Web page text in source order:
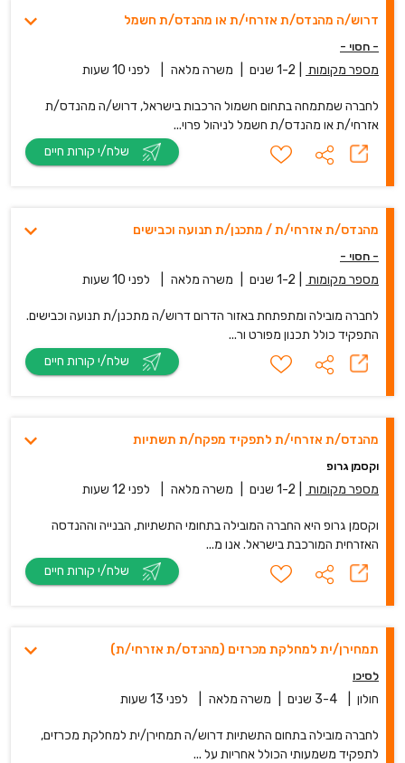
דרוש/ה מהנדס/ת אזרחי/ת או מהנדס/ת חשמל
- חסוי -
מספר מקומות 1-2 שנים משרה מלאה לפני 10 שעות
לחברה שמתמחה בתחום חשמול הרכבות בישראל, דרוש/ה מהנדס/ת
אזרחי/ת או מהנדס/ת חשמל לניהול פרוי...
מהנדס/ת אזרחי/ת / מתכנן/ת תנועה וכבישים
- חסוי -
מספר מקומות 1-2 שנים משרה מלאה לפני 10 שעות
לחברה מובילה ומתפתחת באזור הדרום דרוש/ה מתכנן/ת תנועה וכבישים.
התפקיד כולל תכנון מפורט ור...
מהנדס/ת אזרחי/ת לתפקיד מפקח/ת תשתיות
וקסמן גרופ
מספר מקומות 1-2 שנים משרה מלאה לפני 12 שעות
וקסמן גרופ היא החברה המובילה בתחומי התשתיות, הבנייה וההנדסה
האזרחית המורכבת בישראל. אנו מ...
תמחירן/ית למחלקת מכרזים (מהנדס/ת אזרחי/ת)
לסיכו
חולון 3-4 שנים משרה מלאה לפני 13 שעות
לחברה מובילה בתחום התשתיות דרוש/ה תמחירן/ית למחלקת מכרזים,
לתפקיד משמעותי הכולל אחריות על ...